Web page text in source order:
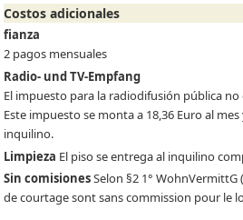
Costos adicionales
fianza
2 pagos mensuales
Radio- und TV-Empfang
El impuesto para la radiodifusión pública no
Este impuesto se monta a 18,36 Euro al
inquilino.
Limpieza El piso se entrega al inquilino
Sin comisionesSelon §2 1° WohnVermittG
de courtage sont sans commission pour le